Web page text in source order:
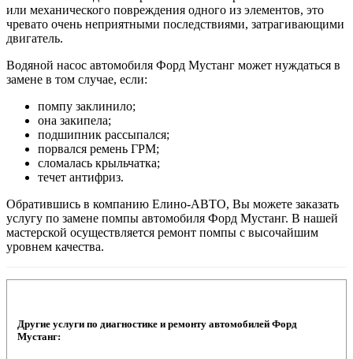
или механического повреждения одного из элементов, это
чревато очень неприятными последствиями, затрагивающими
двигатель.
Водяной насос автомобиля Форд Мустанг может нуждаться в
замене в том случае, если:
помпу заклинило;
она закипела;
подшипник рассыпался;
порвался ремень ГРМ;
сломалась крыльчатка;
течет антифриз.
Обратившись в компанию Елино-АВТО, Вы можете заказать
услугу по замене помпы автомобиля Форд Мустанг. В нашей
мастерской осуществляется ремонт помпы с высочайшим
уровнем качества.
Другие услуги по диагностике и ремонту автомобилей Форд
Мустанг: